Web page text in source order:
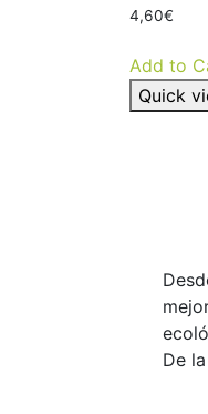
4,60€
Add to
Quick
De